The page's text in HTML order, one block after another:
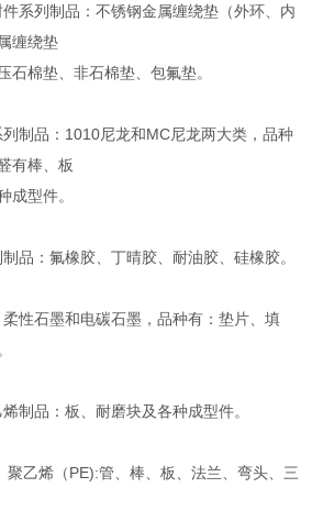
系列制品：不锈钢金属缠绕垫（外环、内
缠绕垫
石棉垫、非石棉垫、包氟垫。
制品：1010尼龙和MC尼龙两大类，品种
有棒、板
成型件。
品：氟橡胶、丁晴胶、耐油胶、硅橡胶。
性石墨和电碳石墨，品种有：垫片、填
制品：板、耐磨块及各种成型件。
乙烯（PE):管、棒、板、法兰、弯头、三